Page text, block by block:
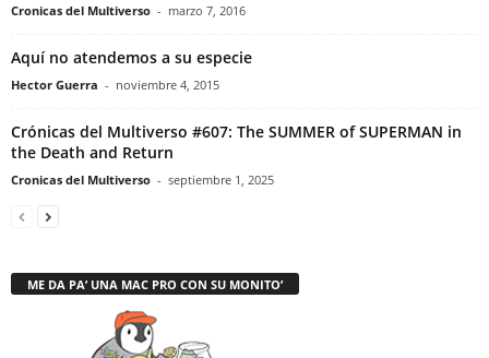
Cronicas del Multiverso - marzo 7, 2016
Aquí no atendemos a su especie
Hector Guerra - noviembre 4, 2015
Crónicas del Multiverso #607: The SUMMER of SUPERMAN in
the Death and Return
Cronicas del Multiverso - septiembre 1, 2025
ME DA PA’ UNA MAC PRO CON SU MONITO’